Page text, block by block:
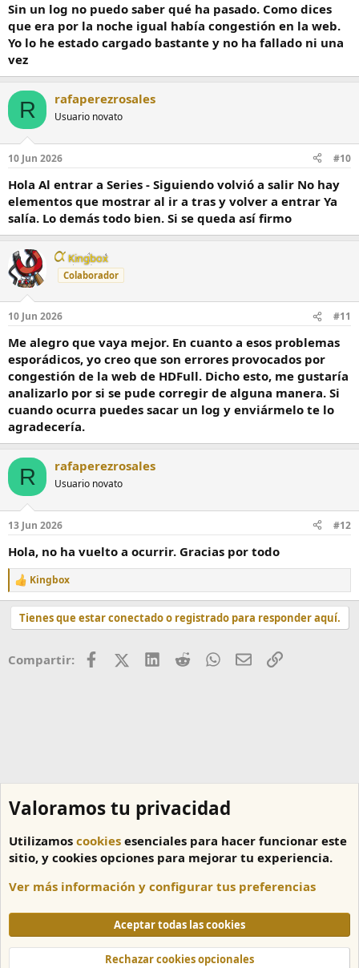
Sin un log no puedo saber qué ha pasado. Como dices
que era por la noche igual había congestión en la web.
Yo lo he estado cargado bastante y no ha fallado ni una
vez
R rafaperezrosales
Usuario novato
10 Jun 2026 #10
Hola Al entrar a Series - Siguiendo volvió a salir No hay
elementos que mostrar al ir a tras y volver a entrar Ya
salía. Lo demás todo bien. Si se queda así firmo
Kingbox
Colaborador
10 Jun 2026 #11
Me alegro que vaya mejor. En cuanto a esos problemas
esporádicos, yo creo que son errores provocados por
congestión de la web de HDFull. Dicho esto, me gustaría
analizarlo por si se pude corregir de alguna manera. Si
cuando ocurra puedes sacar un log y enviármelo te lo
agradecería.
R rafaperezrosales
Usuario novato
13 Jun 2026 #12
Hola, no ha vuelto a ocurrir. Gracias por todo
R
e
a
o
Kingbox
Tienes que estar conectado o registrado para responder aquí.
Compartir: FacebookX (Twitter)
LinkedIn
RedditWhatsApp
CorreoEnlace
Cookies
Español
Términos y reglas
Política de privacidad
Valoramos tu privacidad
Utilizamos cookies esenciales para hacer funcionar este
sitio, y cookies opciones para mejorar tu experiencia.
Ver más información y configurar tus preferencias
Aceptar todas las cookies
Rechazar cookies opcionales